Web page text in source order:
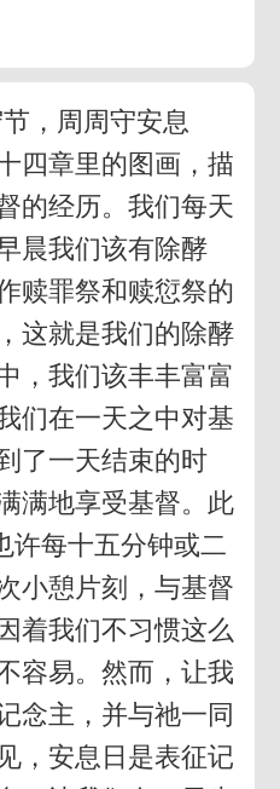
，周周守安息
四章里的图画，描
的经历。我们每天
晨我们该有除酵
赎罪祭和赎愆祭的
这就是我们的除酵
，我们该丰丰富富
们在一天之中对基
了一天结束的时
满地享受基督。此
许每十五分钟或二
小憩片刻，与基督
着我们不习惯这么
容易。然而，让我
念主，并与祂一同
，安息日是表征记